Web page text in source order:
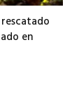
en